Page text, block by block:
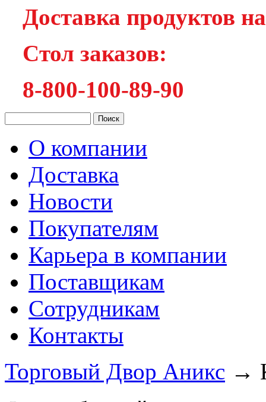
Доставка продуктов
Cтол заказов:
8-800-100-89-90
О компании
Доставка
Новости
Покупателям
Карьера в компании
Поставщикам
Сотрудникам
Контакты
Торговый Двор Аникс →